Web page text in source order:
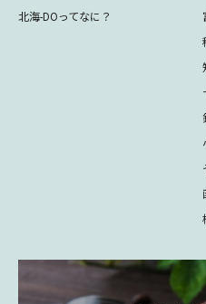
北海-DOってなに？